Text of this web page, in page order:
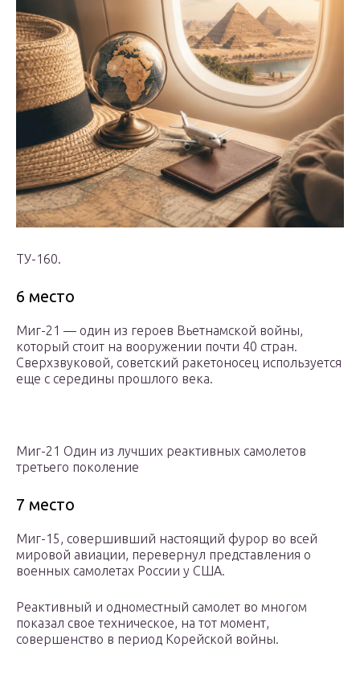
ТУ-160.
6 место
Миг-21 — один из героев Вьетнамской войны,
который стоит на вооружении почти 40 стран.
Сверхзвуковой, советский ракетоносец используется
еще с середины прошлого века.
Миг-21 Один из лучших реактивных самолетов
третьего поколение
7 место
Миг-15, совершивший настоящий фурор во всей
мировой авиации, перевернул представления о
военных самолетах России у США.
Реактивный и одноместный самолет во многом
показал свое техническое, на тот момент,
совершенство в период Корейской войны.